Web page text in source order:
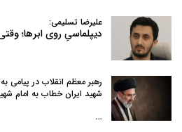
علیرضا تسلیمی:
دیپلماسیِ روی ابرها؛
رهبر معظم انقلاب در پیامی
شهید ایران خطاب به امام
…